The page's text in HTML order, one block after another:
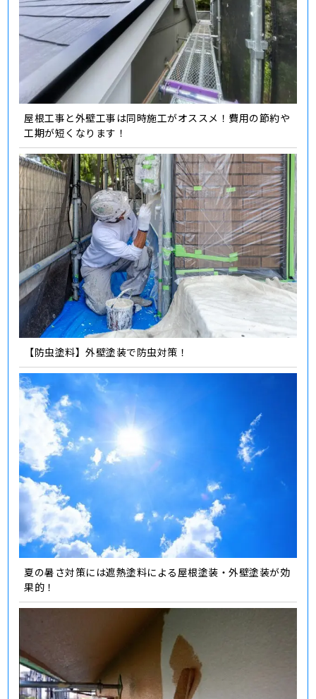
屋根工事と外壁工事は同時施工がオススメ！費用の節約や
工期が短くなります！
【防虫塗料】外壁塗装で防虫対策！
夏の暑さ対策には遮熱塗料による屋根塗装・外壁塗装が効
果的！